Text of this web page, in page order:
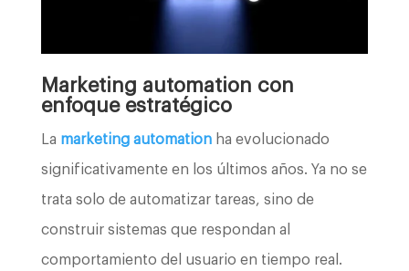
Marketing automation con
enfoque estratégico
La marketing automation ha evolucionado
significativamente en los últimos años. Ya no se
trata solo de automatizar tareas, sino de
construir sistemas que respondan al
comportamiento del usuario en tiempo real.